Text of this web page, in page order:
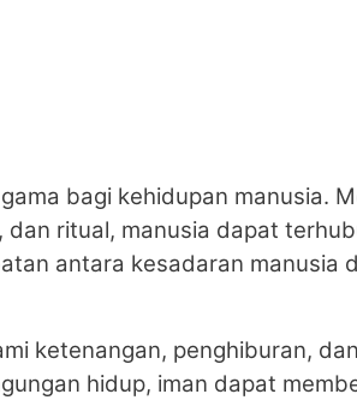
bagi kehidupan manusia.
ritual, manusia dapat
antara kesadaran manusia
ketenangan, penghiburan,
hidup, iman dapat